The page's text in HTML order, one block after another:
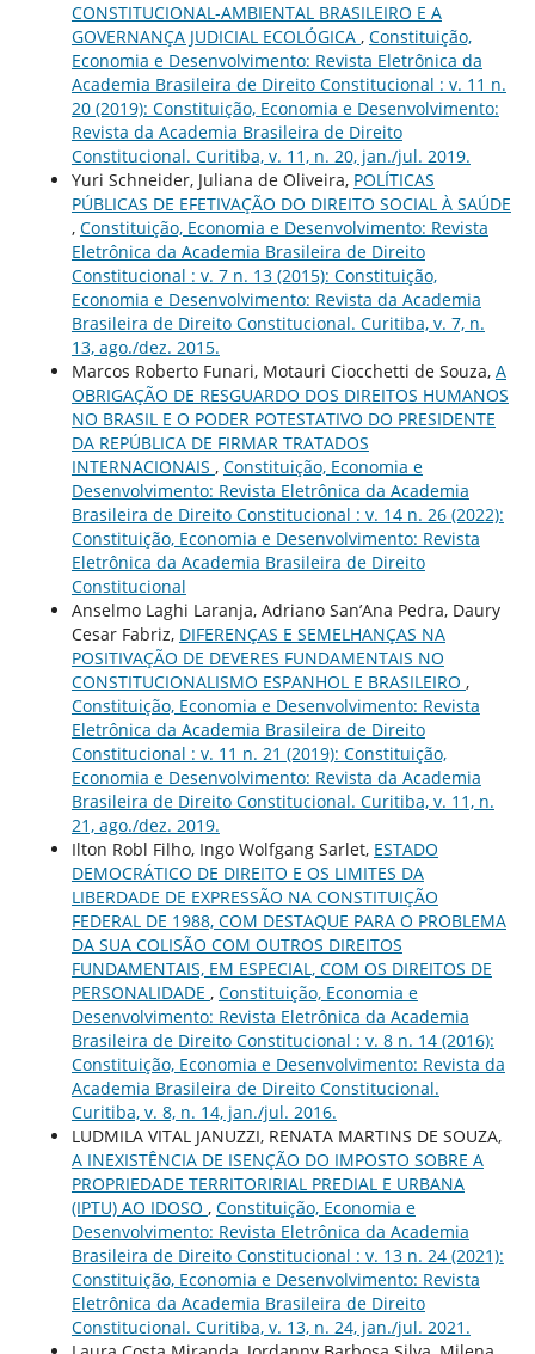
CONSTITUCIONAL-AMBIENTAL BRASILEIRO E A
GOVERNANÇA JUDICIAL ECOLÓGICA , Constituição,
Economia e Desenvolvimento: Revista Eletrônica da
Academia Brasileira de Direito Constitucional : v. 11 n.
20 (2019): Constituição, Economia e Desenvolvimento:
Revista da Academia Brasileira de Direito
Constitucional. Curitiba, v. 11, n. 20, jan./jul. 2019.
Yuri Schneider, Juliana de Oliveira, POLÍTICAS
PÚBLICAS DE EFETIVAÇÃO DO DIREITO SOCIAL À SAÚDE
, Constituição, Economia e Desenvolvimento: Revista
Eletrônica da Academia Brasileira de Direito
Constitucional : v. 7 n. 13 (2015): Constituição,
Economia e Desenvolvimento: Revista da Academia
Brasileira de Direito Constitucional. Curitiba, v. 7, n.
13, ago./dez. 2015.
Marcos Roberto Funari, Motauri Ciocchetti de Souza, A
OBRIGAÇÃO DE RESGUARDO DOS DIREITOS HUMANOS
NO BRASIL E O PODER POTESTATIVO DO PRESIDENTE
DA REPÚBLICA DE FIRMAR TRATADOS
INTERNACIONAIS , Constituição, Economia e
Desenvolvimento: Revista Eletrônica da Academia
Brasileira de Direito Constitucional : v. 14 n. 26 (2022):
Constituição, Economia e Desenvolvimento: Revista
Eletrônica da Academia Brasileira de Direito
Constitucional
Anselmo Laghi Laranja, Adriano San’Ana Pedra, Daury
Cesar Fabriz, DIFERENÇAS E SEMELHANÇAS NA
POSITIVAÇÃO DE DEVERES FUNDAMENTAIS NO
CONSTITUCIONALISMO ESPANHOL E BRASILEIRO ,
Constituição, Economia e Desenvolvimento: Revista
Eletrônica da Academia Brasileira de Direito
Constitucional : v. 11 n. 21 (2019): Constituição,
Economia e Desenvolvimento: Revista da Academia
Brasileira de Direito Constitucional. Curitiba, v. 11, n.
21, ago./dez. 2019.
Ilton Robl Filho, Ingo Wolfgang Sarlet, ESTADO
DEMOCRÁTICO DE DIREITO E OS LIMITES DA
LIBERDADE DE EXPRESSÃO NA CONSTITUIÇÃO
FEDERAL DE 1988, COM DESTAQUE PARA O PROBLEMA
DA SUA COLISÃO COM OUTROS DIREITOS
FUNDAMENTAIS, EM ESPECIAL, COM OS DIREITOS DE
PERSONALIDADE , Constituição, Economia e
Desenvolvimento: Revista Eletrônica da Academia
Brasileira de Direito Constitucional : v. 8 n. 14 (2016):
Constituição, Economia e Desenvolvimento: Revista da
Academia Brasileira de Direito Constitucional.
Curitiba, v. 8, n. 14, jan./jul. 2016.
LUDMILA VITAL JANUZZI, RENATA MARTINS DE SOUZA,
A INEXISTÊNCIA DE ISENÇÃO DO IMPOSTO SOBRE A
PROPRIEDADE TERRITORIRIAL PREDIAL E URBANA
(IPTU) AO IDOSO , Constituição, Economia e
Desenvolvimento: Revista Eletrônica da Academia
Brasileira de Direito Constitucional : v. 13 n. 24 (2021):
Constituição, Economia e Desenvolvimento: Revista
Eletrônica da Academia Brasileira de Direito
Constitucional. Curitiba, v. 13, n. 24, jan./jul. 2021.